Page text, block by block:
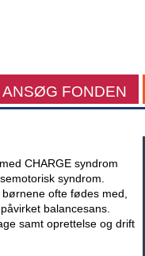
ANSØG FONDEN
CHARGE syndrom
syndrom.
ofte fødes med,
balancesans.
samt oprettelse og drift